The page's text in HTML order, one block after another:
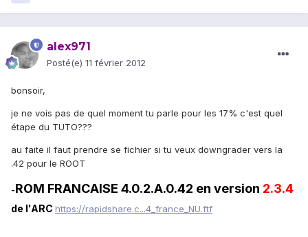
alex971
Posté(e) 11 février 2012
bonsoir,
je ne vois pas de quel moment tu parle pour les 17% c'est quel
étape du TUTO???
au faite il faut prendre se fichier si tu veux downgrader vers la
.42 pour le ROOT
-ROM FRANCAISE 4.0.2.A.0.42 en version 2.3.4
de l'ARC https://rapidshare.c...4_france_NU.ftf